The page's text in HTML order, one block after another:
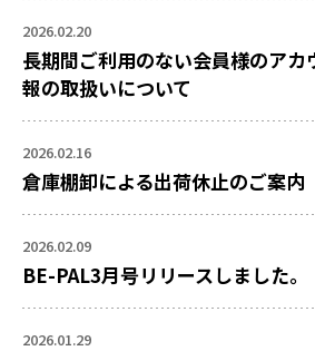
2026.02.20
長期間ご利用のない会員様のア
報の取扱いについて
2026.02.16
倉庫棚卸による出荷休止のご案内
2026.02.09
BE-PAL3月号リリースしました。
2026.01.29